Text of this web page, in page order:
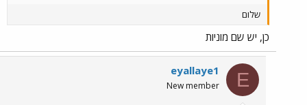
שלום
כן, יש שם מוניות
E
eyallaye1
New member